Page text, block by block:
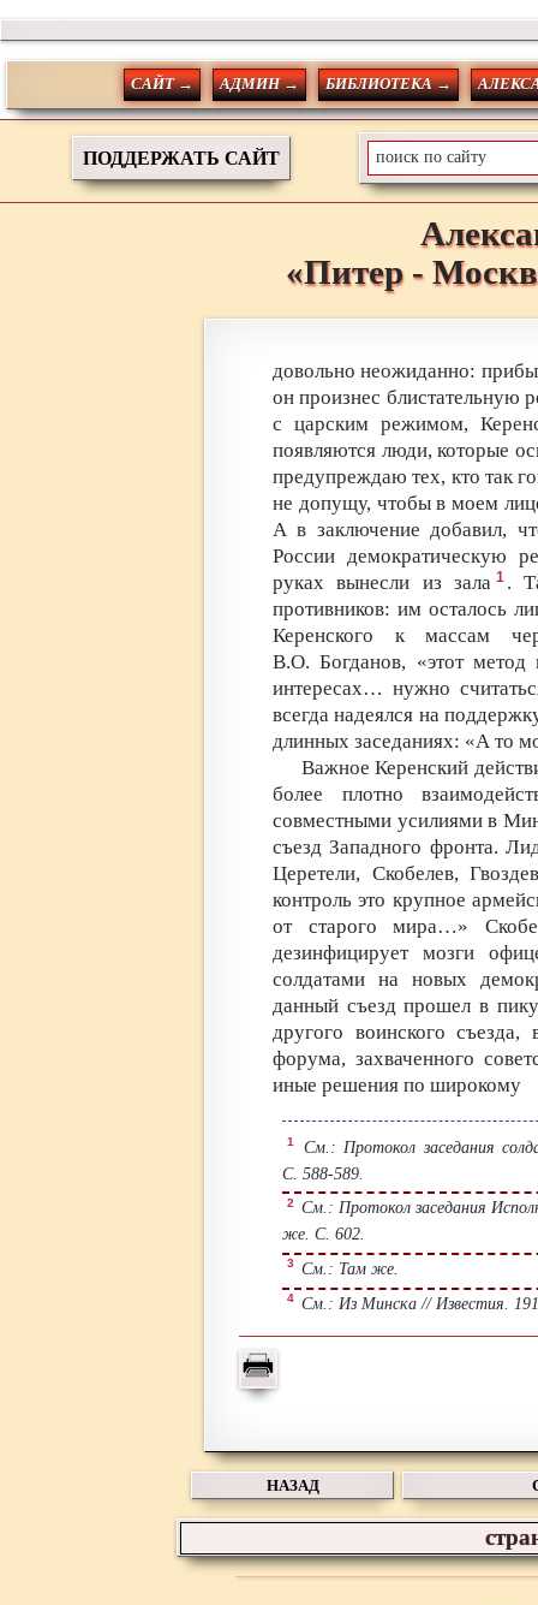
САЙТ → АДМИН → БИБЛИОТЕКА →
ПОДДЕРЖАТЬ САЙТ
«Питер -
довольно неожиданно:
он произнес блистательную
с царским режимом,
появляются люди, которые
предупреждаю тех, кто так
не допущу, чтобы в моем
А в заключение добавил,
России демократическую
руках вынесли из зала 1 .
противников: им осталось
Керенского к массам
В.О. Богданов, «этот
интересах… нужно
всегда надеялся на
длинных заседаниях: «А то
Важное Керенский
более плотно
совместными усилиями в
съезд Западного фронта.
Церетели, Скобелев,
контроль это крупное
от старого мира…»
дезинфицирует мозги
солдатами на новых
данный съезд прошел в
другого воинского
форума, захваченного
иные решения по широкому
1
См.: Протокол заседания
С. 588-589.
2
См.: Протокол заседания
же. С. 602.
3 См.: Там же.
4 См.: Из Минска // Известия.
НАЗАД